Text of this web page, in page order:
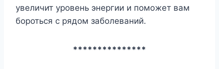
увеличит уровень энергии и поможет вам
бороться с рядом заболеваний.
***************